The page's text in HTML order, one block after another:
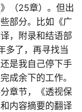
》（25章）。但出
部分。比如《广
，附录和结语部
多了，再寻找当
是我自己停下手
成余下的工作。
章节，《透视保
内容摘要的翻译